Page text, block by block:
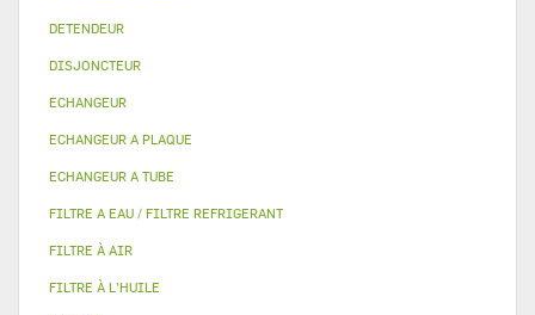
DETENDEUR
DISJONCTEUR
ECHANGEUR
ECHANGEUR A PLAQUE
ECHANGEUR A TUBE
FILTRE A EAU / FILTRE REFRIGERANT
FILTRE À AIR
FILTRE À L'HUILE